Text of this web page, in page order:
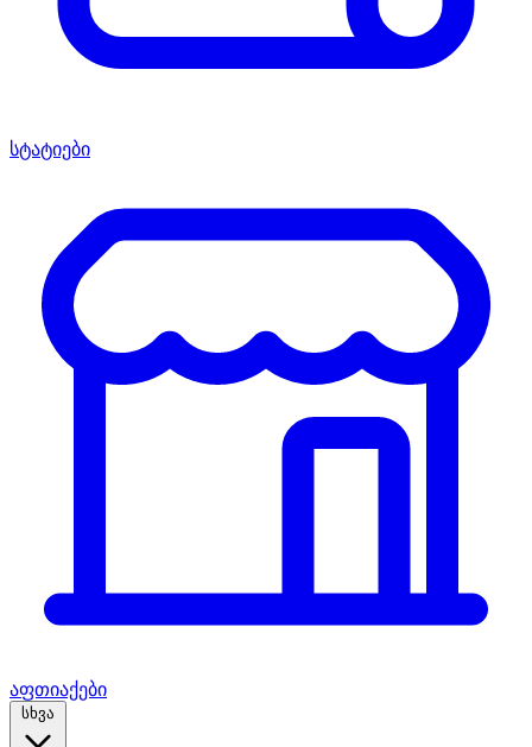
სტატიები
აფთიაქები
სხვა